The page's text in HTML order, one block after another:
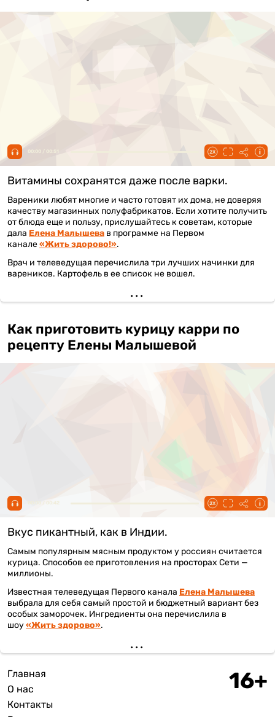
00:00 / 00:51
Витамины сохранятся даже после варки.
Вареники любят многие и часто готовят их дома, не доверяя
качеству магазинных полуфабрикатов. Если хотите получить
от блюда еще и пользу, прислушайтесь к советам, которые
дала Елена Малышева в программе на Первом
канале«Жить здорово!».
Врач и телеведущая перечислила три лучших начинки для
вареников. Картофель в ее список не вошел.
Как приготовить курицу карри по
рецепту Елены Малышевой
00:00 / 00:42
Вкус пикантный, как в Индии.
Самым популярным мясным продуктом у россиян считается
курица. Способов ее приготовления на просторах Сети —
миллионы.
Известная телеведущая Первого канала Елена Малышева
выбрала для себя самый простой и бюджетный вариант без
особых заморочек. Ингредиенты она перечислила в
шоу«Жить здорово».
Подвал
Главная
О нас
Контакты